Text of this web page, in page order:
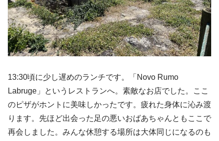
13:30頃に少し遅めのランチです。「Novo Rumo
Labruge」というレストランへ。素敵なお店でした。ここ
のピザがホントに美味しかったです。疲れた身体に沁み渡
ります。先ほど出会った足の悪いおばあちゃんともここで
再会しました。みんな休憩する場所は大体同じになるのも